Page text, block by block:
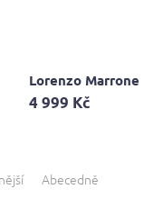
Lorenzo Marrone
4 999 Kč
Abecedně